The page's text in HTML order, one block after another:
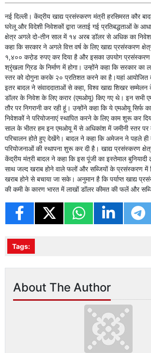
नई दिल्ली। केंद्रीय खाद्य प्रसंस्करण मंत्री हरसिमरत कौर
घरेलू और विदेशी निवेशकों द्वारा जताई गई प्रतिबद्धताओं के
क्षेत्र अगले दो-तीन साल में १४ अरब डॉलर से अधिक का
कहा कि सरकार ने अगले वित्त वर्ष के लिए खाद्य प्रसंस्करण
१,४०० करो़ड रुपए कर दिया है और इसका उपयोग
श्रृंखला ग्रिड के निर्माण में होगा। उन्होंने कहा कि सरकार का
स्तर को दोगुना करके २० प्रतिशत करने का है।यहां आयोजित
इतर बादल ने संवाददाताओं से कहा, विश्व खाद्य शिखर
डॉलर के निवेश के लिए करार (एमओयू) किए गए थे। इन सभी
तौर पर निगरानी कर रही हूं। उन्होंने कहा कि ये एमओयू सिर्फ
निवेशकों ने परियोजनाएं स्थापित करने के लिए काम शुरू कर
साल के भीतर हम इन एमओयू में से अधिकांश में जमीनी स्तर पर
परिचालन होते हुए देखेंगे। बादल ने कहा कि अमेजन ने पहले
परियोजनाओं की स्थापना शुरू कर दी है। खाद्य प्रसंस्करण
केंद्रीय मंत्री बादल ने कहा कि इस पूंजी का इस्तेमाल बुनियादी
साथ जल्द खराब होने वाले फलों और सब्जियों के प्रसंस्करण में
खराब होने से बचाया जा सके। अनुमान है कि पर्याप्त खाद्य
की कमी के कारण भारत में लाखों डॉलर कीमत की फलें और
Tags:
About The Author